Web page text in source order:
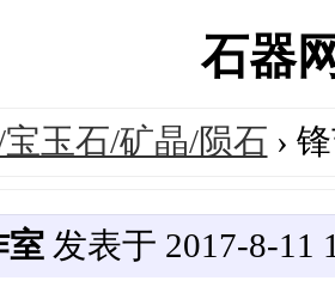
石器
玉石/矿晶/陨石 ›
室发表于 2017-8-11